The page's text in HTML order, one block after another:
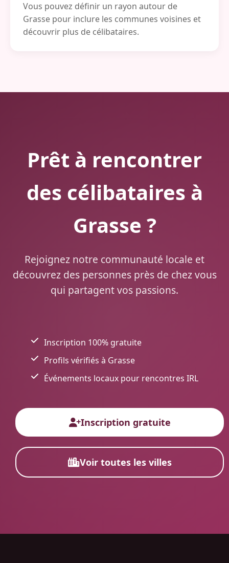
Vous pouvez définir un rayon autour de
Grasse pour inclure les communes voisines et
découvrir plus de célibataires.
Prêt à rencontrer
des célibataires à
Grasse ?
Rejoignez notre communauté locale et
découvrez des personnes près de chez vous
qui partagent vos passions.
Inscription 100% gratuite
Profils vérifiés à Grasse
Événements locaux pour rencontres IRL
Inscription gratuite
Voir toutes les villes